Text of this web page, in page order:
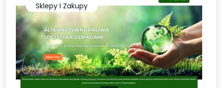
Sklepy I Zakupy